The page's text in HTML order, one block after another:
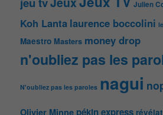
Julien
Koh Lanta laurence boccolini
Maestro Masters money drop
n'oubliez pas les
N'oubliez pas les paroles nagui
Olivier Minne pékin express